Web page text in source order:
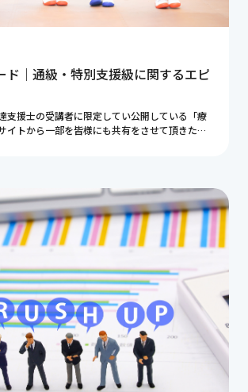
ド｜通級・特別支援級に関するエピ
支援士の受講者に限定してい公開している「療
イトから一部を皆様にも共有をさせて頂きたい